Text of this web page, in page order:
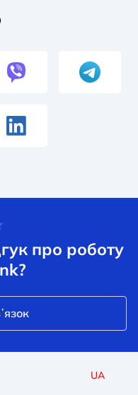
про роботу
UA